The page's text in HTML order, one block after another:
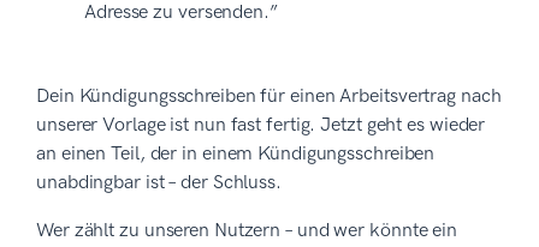
Adresse zu versenden.”
Dein Kündigungsschreiben für einen Arbeitsvertrag nach
unserer Vorlage ist nun fast fertig. Jetzt geht es wieder
an einen Teil, der in einem Kündigungsschreiben
unabdingbar ist – der Schluss.
Wer zählt zu unseren Nutzern – und wer könnte ein